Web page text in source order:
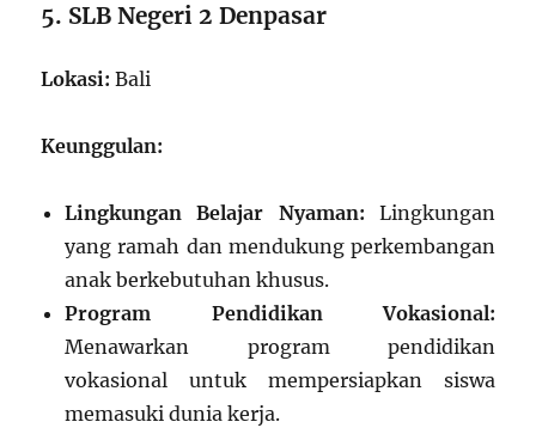
5. SLB Negeri 2 Denpasar
Lokasi: Bali
Keunggulan:
Lingkungan Belajar Nyaman: Lingkungan
yang ramah dan mendukung perkembangan
anak berkebutuhan khusus.
Program Pendidikan Vokasional:
Menawarkan program pendidikan
vokasional untuk mempersiapkan siswa
memasuki dunia kerja.